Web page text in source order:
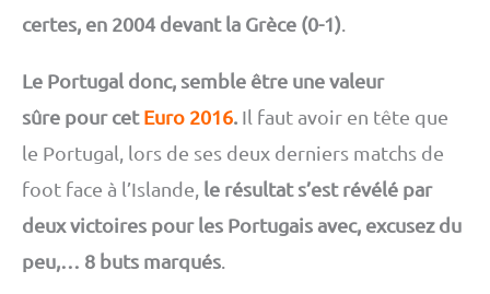
certes, en 2004 devant la Grèce (0-1)
Le Portugal donc, semble être une valeur
sûre pour cetEuro 2016. Il faut avoir en tête que
le Portugal, lors de ses deux derniers matchs de
foot face à l’Islande, le résultat s’est révélé par
deux victoires pour les Portugais avec, excusez du
peu,… 8 buts marqués.